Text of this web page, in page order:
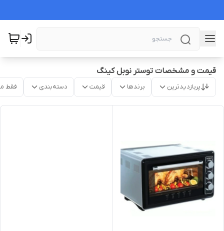
قیمت و مشخصات توستر نوبل کینگ
پربازدیدترین برندها قیمت دسته‌بندی فقط